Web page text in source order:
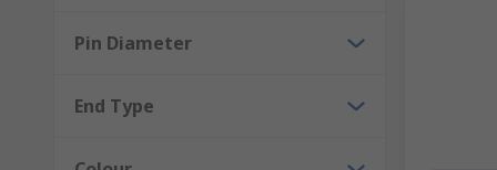
Pin Diameter
End Type